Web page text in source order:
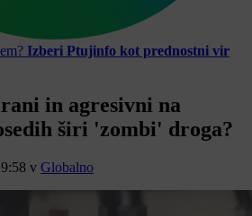
Izberi Ptujinfo kot prednostni vir
in agresivni na
širi 'zombi' droga?
v Globalno